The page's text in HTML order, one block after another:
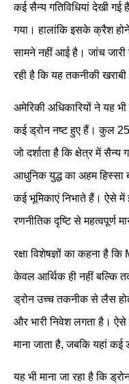
कई सैन्य गतिविधियां देखी गई
गया। हालांकि इसके क्रैश
सामने नहीं आई है। जांच
रही है कि यह तकनीकी
अमेरिकी अधिकारियों ने यह
कई ड्रोन नष्ट हुए हैं। कुल
जो दर्शाता है कि क्षेत्र में सैन्य
आधुनिक युद्ध का अहम
कई भूमिकाएं निभाते हैं। ऐसे
रणनीतिक दृष्टि से महत्वपूर्ण
रक्षा विशेषज्ञों का कहना है
केवल आर्थिक ही नहीं बल्कि
ड्रोन उच्च तकनीक से लैस
और भारी निवेश लगता है।
माना जाता है, जबकि यहां
यह भी माना जा रहा है कि